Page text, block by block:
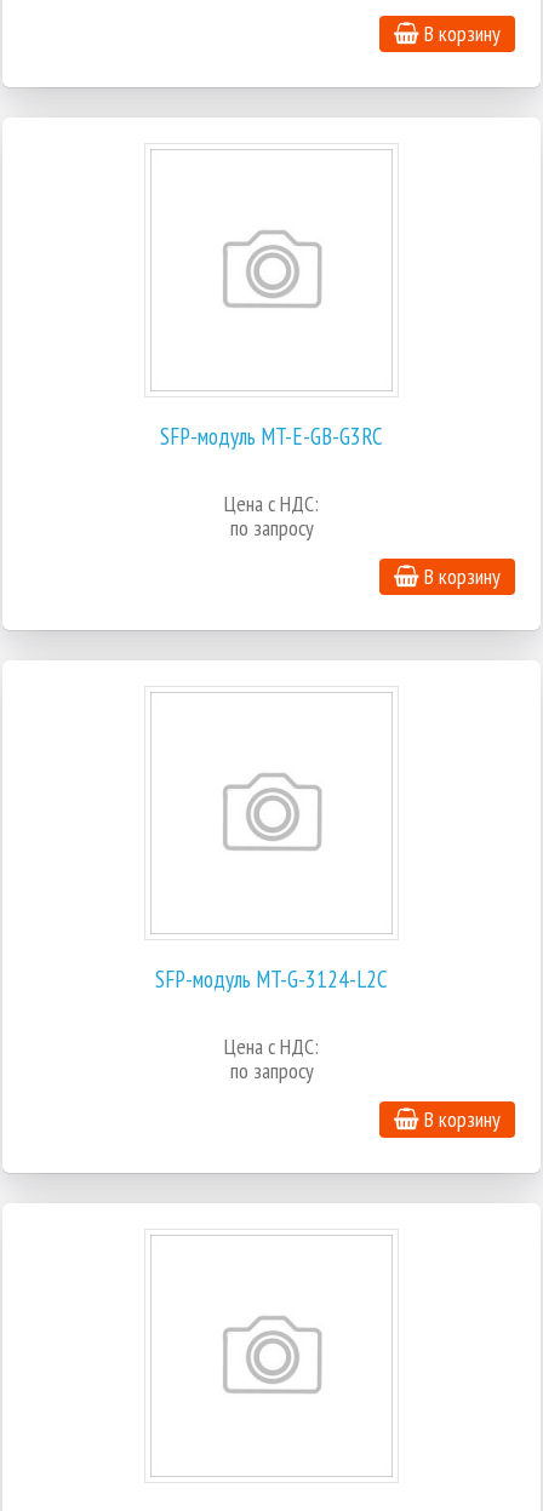
В корзину
SFP-модуль MT-E-GB-G3RC
Цена с НДС:
по запросу
В корзину
SFP-модуль MT-G-3124-L2C
Цена с НДС:
по запросу
В корзину